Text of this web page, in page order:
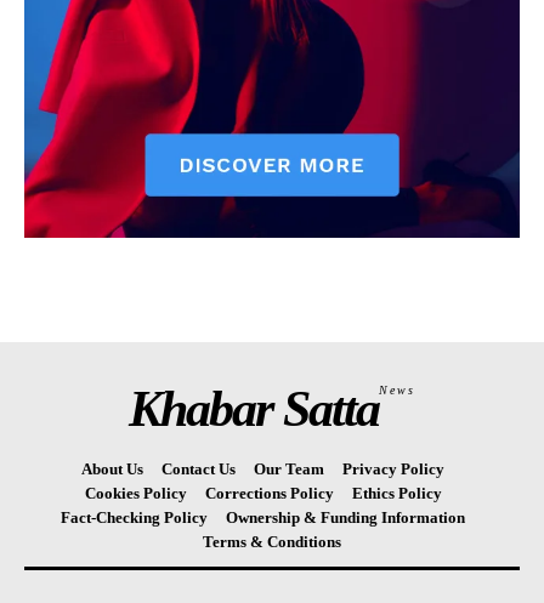
Khabar SattaNews
About Us Contact Us Our Team
Privacy Policy
Cookies Policy
Corrections Policy
Ethics Policy
Fact-Checking Policy
Ownership & Funding Information
Terms & Conditions